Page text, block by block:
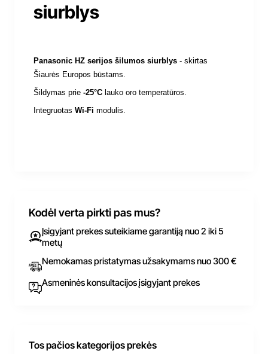
siurblys
Panasonic HZ serijos šilumos siurblys - skirtas
Šiaurės Europos būstams.
Šildymas prie -25°C lauko oro temperatūros.
Integruotas Wi-Fi modulis.
Kodėl verta pirkti pas mus?
Įsigyjant prekes suteikiame garantiją nuo 2 iki 5
metų
Nemokamas pristatymas užsakymams nuo 300 €
Asmeninės konsultacijos įsigyjant prekes
Tos pačios kategorijos prekės